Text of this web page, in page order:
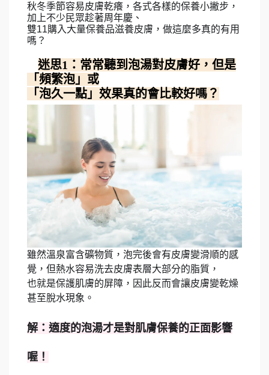
秋冬季節容易皮膚乾癢，各式各樣的保養小撇步，
加上不少民眾趁著周年慶、
雙11購入大量保養品滋養皮膚，做這麼多真的有用
嗎？
迷思1：常常聽到泡湯對皮膚好，但是
「頻繁泡」或
「泡久一點」效果真的會比較好嗎？
雖然溫泉富含礦物質，泡完後會有皮膚變滑順的感
覺，但熱水容易洗去皮膚表層大部分的脂質，
也就是保護肌膚的屏障，因此反而會讓皮膚變乾燥
甚至脫水現象。
解：適度的泡湯才是對肌膚保養的正面影響
喔！